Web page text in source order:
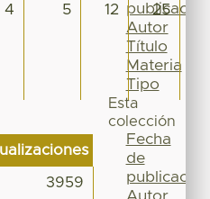
4 5 12 25
3959
publicación
Autor
Título
Materia
Tipo
Esta
colección
Fecha
de
publicación